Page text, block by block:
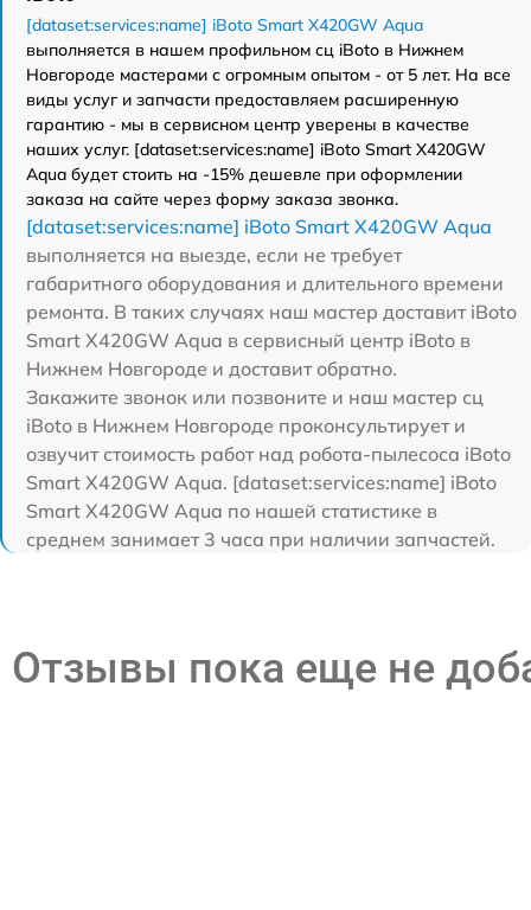
[dataset:services:name] iBoto Smart Х420GW Aqua
выполняется в нашем профильном сц iBoto в Нижнем
Новгороде мастерами с огромным опытом - от 5 лет. На все
виды услуг и запчасти предоставляем расширенную
гарантию - мы в сервисном центр уверены в качестве
наших услуг. [dataset:services:name] iBoto Smart Х420GW
Aqua будет стоить на -15% дешевле при оформлении
заказа на сайте через форму заказа звонка.
[dataset:services:name] iBoto Smart Х420GW Aqua
выполняется на выезде, если не требует
габаритного оборудования и длительного времени
ремонта. В таких случаях наш мастер доставит iBoto
Smart Х420GW Aqua в сервисный центр iBoto в
Нижнем Новгороде и доставит обратно.
Закажите звонок или позвоните и наш мастер сц
iBoto в Нижнем Новгороде проконсультирует и
озвучит стоимость работ над робота-пылесоса iBoto
Smart Х420GW Aqua. [dataset:services:name] iBoto
Smart Х420GW Aqua по нашей статистике в
среднем занимает 3 часа при наличии запчастей.
Отзывы пока еще не